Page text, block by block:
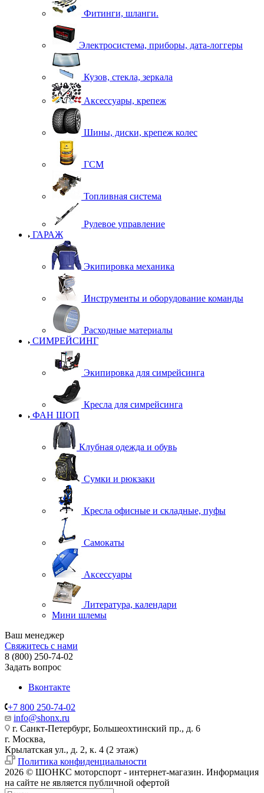
Фитинги, шланги.
Электросистема, приборы, дата-логгеры
Кузов, стекла, зеркала
Аксессуары, крепеж
Шины, диски, крепеж колес
ГСМ
Топливная система
Рулевое управление
ГАРАЖ
Экипировка механика
Инструменты и оборудование команды
Расходные материалы
СИМРЕЙСИНГ
Экипировка для симрейсинга
Кресла для симрейсинга
ФАН ШОП
Клубная одежда и обувь
Сумки и рюкзаки
Кресла офисные и складные, пуфы
Самокаты
Аксессуары
Литература, календари
Мини шлемы
Ваш менеджер
Свяжитесь с нами
8 (800) 250-74-02
Задать вопрос
Вконтакте
+7 800 250-74-02
info@shonx.ru
г. Санкт-Петербург, Большеохтинский пр., д. 6
г. Москва,
Крылатская ул., д. 2, к. 4 (2 этаж)
Политика конфиденциальности
2026 © ШОНКС моторспорт - интернет-магазин. Информация
на сайте не является публичной офертой